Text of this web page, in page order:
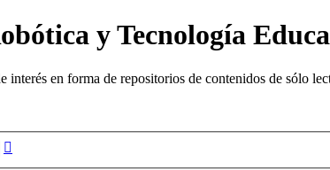
y Tecnología
en forma de repositorios de contenidos de sólo